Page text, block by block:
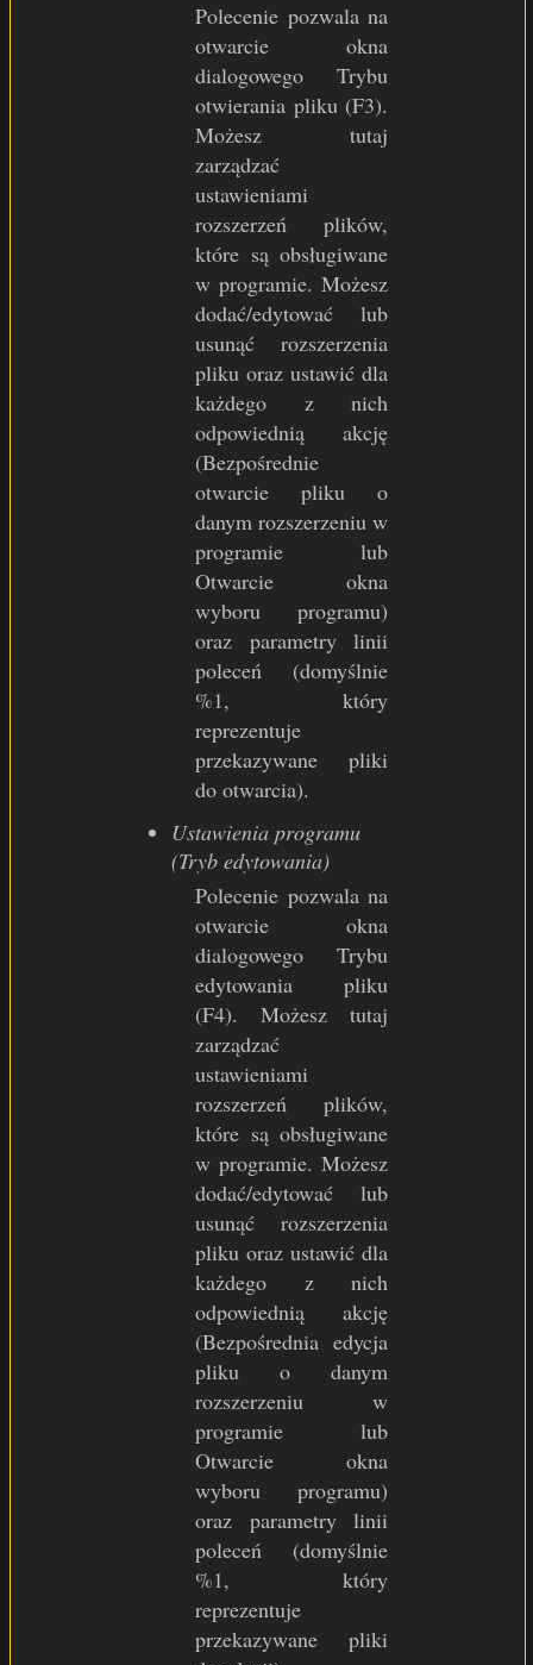
Polecenie pozwala na
otwarcie okna
dialogowego Trybu
otwierania pliku (F3).
Możesz tutaj
zarządzać
ustawieniami
rozszerzeń plików,
które są obsługiwane
w programie. Możesz
dodać/edytować lub
usunąć rozszerzenia
pliku oraz ustawić dla
każdego z nich
odpowiednią akcję
(Bezpośrednie
otwarcie pliku o
danym rozszerzeniu w
programie lub
Otwarcie okna
wyboru programu)
oraz parametry linii
poleceń (domyślnie
%1, który
reprezentuje
przekazywane pliki
do otwarcia).
Ustawienia programu
(Tryb edytowania)
Polecenie pozwala na
otwarcie okna
dialogowego Trybu
edytowania pliku
(F4). Możesz tutaj
zarządzać
ustawieniami
rozszerzeń plików,
które są obsługiwane
w programie. Możesz
dodać/edytować lub
usunąć rozszerzenia
pliku oraz ustawić dla
każdego z nich
odpowiednią akcję
(Bezpośrednia edycja
pliku o danym
rozszerzeniu w
programie lub
Otwarcie okna
wyboru programu)
oraz parametry linii
poleceń (domyślnie
%1, który
reprezentuje
przekazywane pliki